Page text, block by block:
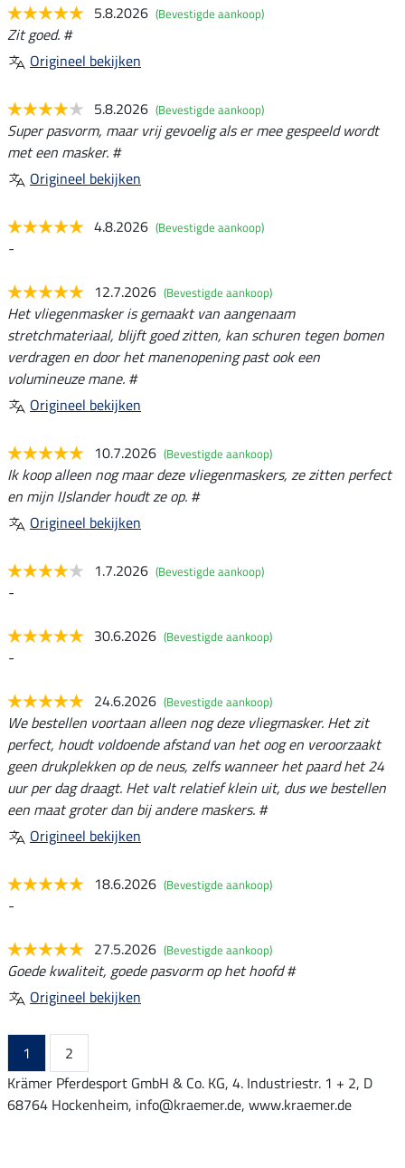
5.8.2026 (Bevestigde aankoop)
Zit goed. #
Origineel bekijken
5.8.2026 (Bevestigde aankoop)
Super pasvorm, maar vrij gevoelig als er mee gespeeld wordt
met een masker. #
Origineel bekijken
4.8.2026 (Bevestigde aankoop)
-
12.7.2026 (Bevestigde aankoop)
Het vliegenmasker is gemaakt van aangenaam
stretchmateriaal, blijft goed zitten, kan schuren tegen bomen
verdragen en door het manenopening past ook een
volumineuze mane. #
Origineel bekijken
10.7.2026 (Bevestigde aankoop)
Ik koop alleen nog maar deze vliegenmaskers, ze zitten perfect
en mijn IJslander houdt ze op. #
Origineel bekijken
1.7.2026 (Bevestigde aankoop)
-
30.6.2026 (Bevestigde aankoop)
-
24.6.2026 (Bevestigde aankoop)
We bestellen voortaan alleen nog deze vliegmasker. Het zit
perfect, houdt voldoende afstand van het oog en veroorzaakt
geen drukplekken op de neus, zelfs wanneer het paard het 24
uur per dag draagt. Het valt relatief klein uit, dus we bestellen
een maat groter dan bij andere maskers. #
Origineel bekijken
18.6.2026 (Bevestigde aankoop)
-
27.5.2026 (Bevestigde aankoop)
Goede kwaliteit, goede pasvorm op het hoofd #
Origineel bekijken
1
2
Krämer Pferdesport GmbH & Co. KG, 4. Industriestr. 1 + 2, D
68764 Hockenheim, info@kraemer.de, www.kraemer.de